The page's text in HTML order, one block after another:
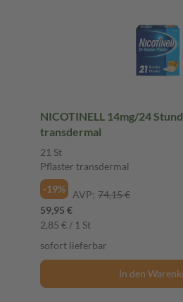
NICOTINELL 14mg/24
transdermal
21 St
Pflaster transdermal
-19%
AVP: 74,15 €
59,95 €
2,85 € / 1 St
sofort lieferbar
In den